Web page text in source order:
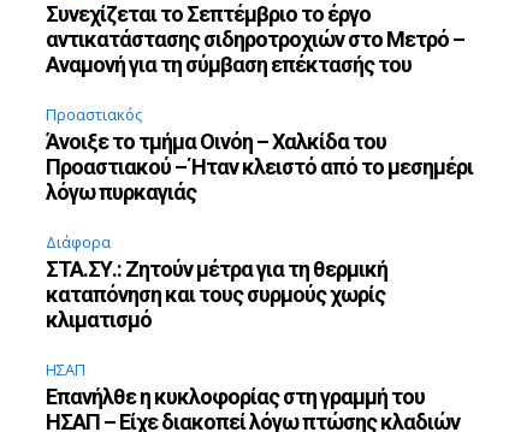
Συνεχίζεται το Σεπτέμβριο το έργο
αντικατάστασης σιδηροτροχιών στο Μετρό –
Αναμονή για τη σύμβαση επέκτασής του
Προαστιακός
Άνοιξε το τμήμα Οινόη – Χαλκίδα του
Προαστιακού – Ήταν κλειστό από το μεσημέρι
λόγω πυρκαγιάς
Διάφορα
ΣΤΑ.ΣΥ.: Ζητούν μέτρα για τη θερμική
καταπόνηση και τους συρμούς χωρίς
κλιματισμό
ΗΣΑΠ
Επανήλθε η κυκλοφορίας στη γραμμή του
ΗΣΑΠ – Είχε διακοπεί λόγω πτώσης κλαδιών